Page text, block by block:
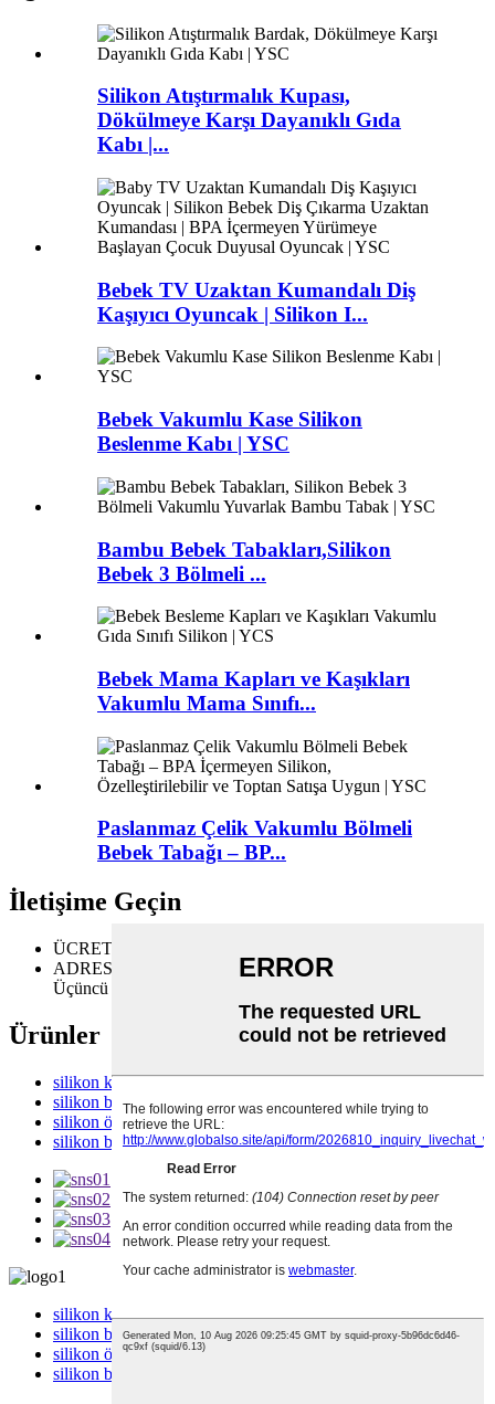
Silikon Atıştırmalık Kupası,
Dökülmeye Karşı Dayanıklı Gıda
Kabı |...
Bebek TV Uzaktan Kumandalı Diş
Kaşıyıcı Oyuncak | Silikon I...
Bebek Vakumlu Kase Silikon
Beslenme Kabı | YSC
Bambu Bebek Tabakları,Silikon
Bebek 3 Bölmeli ...
Bebek Mama Kapları ve Kaşıkları
Vakumlu Mama Sınıfı...
Paslanmaz Çelik Vakumlu Bölmeli
Bebek Tabağı – BP...
İletişime Geçin
ÜCRETSİZ DANIŞMANLIK
ADRES
11 / F, Bina B, Liwan Binası, No. 15, Hengjiang
Üçüncü Yol, Huizhou, Guangdong, Çin
Ürünler
silikon kase
silikon bebek tabağı
silikon önlük
silikon bardak
silikon kase
silikon bebek tabağı
silikon önlük
silikon bardak